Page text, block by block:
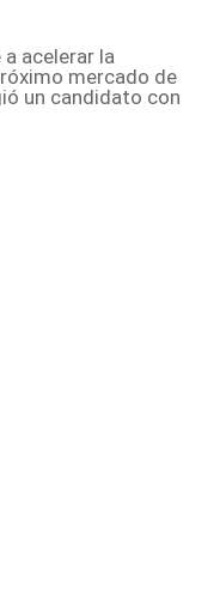
acelerar la
mercado de
un candidato con